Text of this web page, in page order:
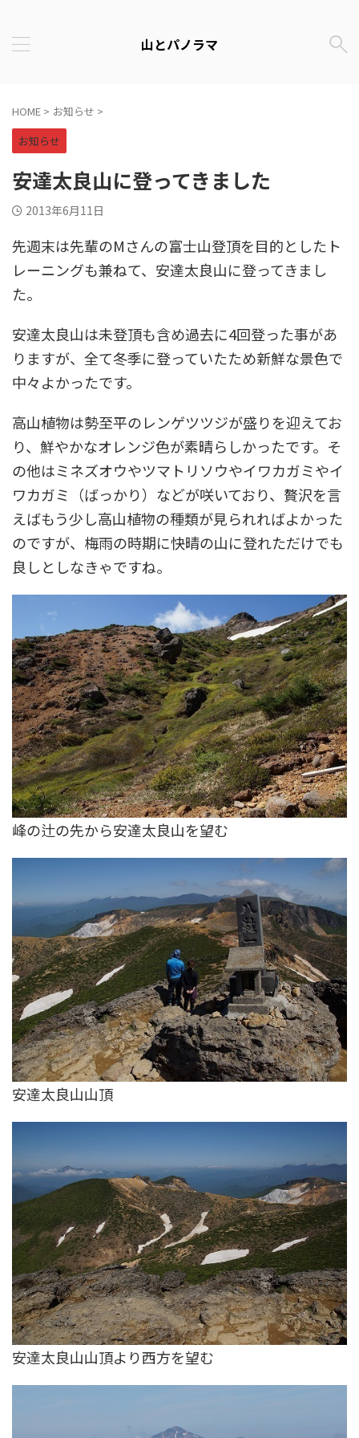
山とパノラマ
HOME > お知らせ >
お知らせ
安達太良山に登ってきました
2013年6月11日
先週末は先輩のMさんの富士山登頂を目的としたト
レーニングも兼ねて、安達太良山に登ってきまし
た。
安達太良山は未登頂も含め過去に4回登った事があ
りますが、全て冬季に登っていたため新鮮な景色で
中々よかったです。
高山植物は勢至平のレンゲツツジが盛りを迎えてお
り、鮮やかなオレンジ色が素晴らしかったです。そ
の他はミネズオウやツマトリソウやイワカガミやイ
ワカガミ（ばっかり）などが咲いており、贅沢を言
えばもう少し高山植物の種類が見られればよかった
のですが、梅雨の時期に快晴の山に登れただけでも
良しとしなきゃですね。
峰の辻の先から安達太良山を望む
安達太良山山頂
安達太良山山頂より西方を望む